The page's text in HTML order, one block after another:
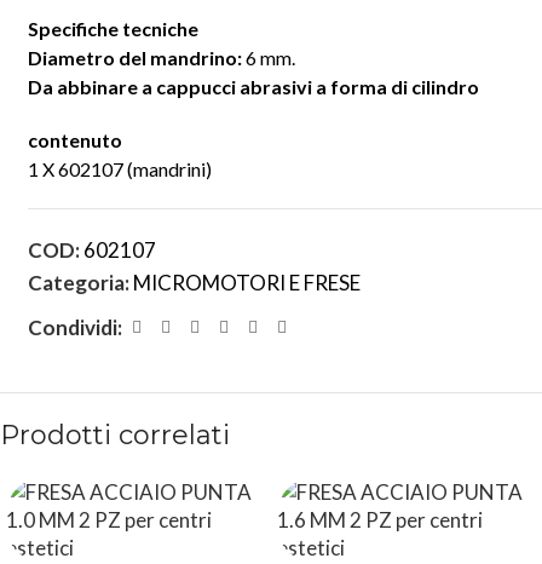
Specifiche tecniche
Diametro del mandrino:6 mm.
Da abbinare a cappucci abrasivi a forma di cilindro
contenuto
1 X 602107 (mandrini)
COD:602107
Categoria:MICROMOTORI E FRESE
Condividi:
Prodotti correlati